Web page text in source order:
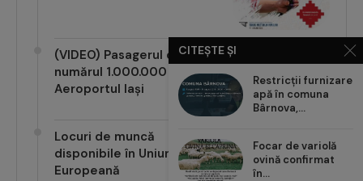
(VIDEO) Pasagerul cu
numărul 1.000.000 pe
Aeroportul Iași
Locuri de muncă
disponibile în Uniunea
Europeană
CITEȘTE ȘI
Restricții furnizare
apă în comuna
Bârnova,...
Focar de variolă
ovină confirmat
în...